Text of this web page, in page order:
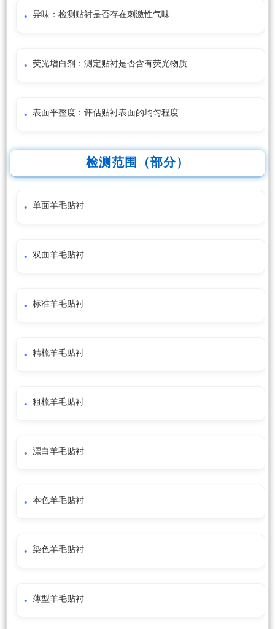
异味：检测贴衬是否存在刺激性气味
荧光增白剂：测定贴衬是否含有荧光物质
表面平整度：评估贴衬表面的均匀程度
检测范围（部分）
单面羊毛贴衬
双面羊毛贴衬
标准羊毛贴衬
精梳羊毛贴衬
粗梳羊毛贴衬
漂白羊毛贴衬
本色羊毛贴衬
染色羊毛贴衬
薄型羊毛贴衬